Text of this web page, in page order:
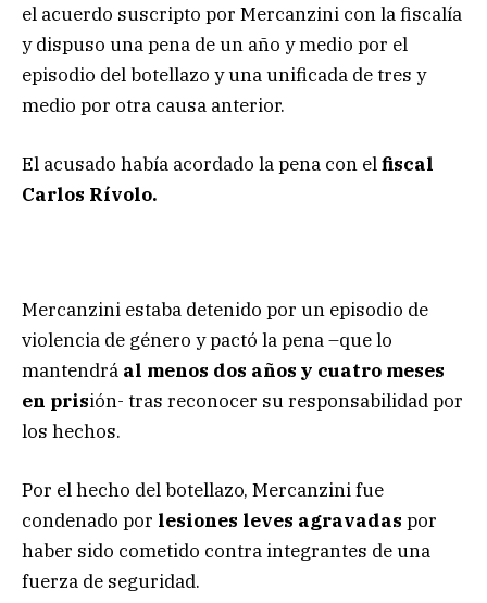
el acuerdo suscripto por Mercanzini con la fiscalía
y dispuso una pena de un año y medio por el
episodio del botellazo y una unificada de tres y
medio por otra causa anterior.
El acusado había acordado la pena con elfiscal
Carlos Rívolo.
Mercanzini estaba detenido por un episodio de
violencia de género y pactó la pena –que lo
mantendrá al menos dos años y cuatro meses
en prisión- tras reconocer su responsabilidad por
los hechos.
Por el hecho del botellazo, Mercanzini fue
condenado por lesiones leves agravadas por
haber sido cometido contra integrantes de una
fuerza de seguridad.